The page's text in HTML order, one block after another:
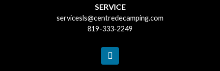
SERVICE
servicesls@centredecamping.com
819-333-2249
F